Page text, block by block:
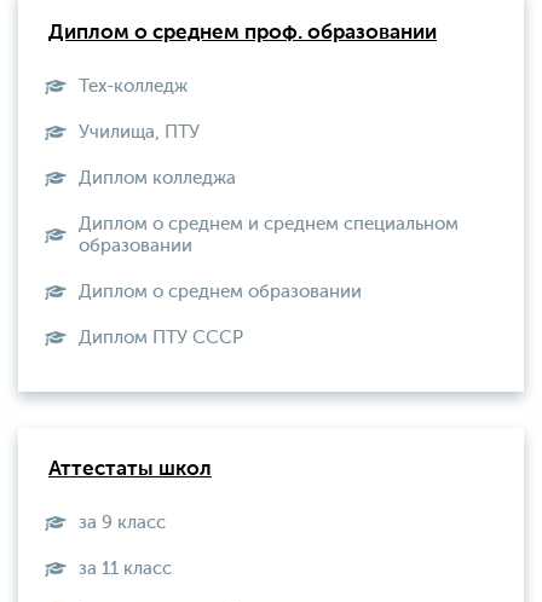
Диплом о среднем проф. образовании
Тех-колледж
Училища, ПТУ
Диплом колледжа
Диплом о среднем и среднем специальном
образовании
Диплом о среднем образовании
Диплом ПТУ СССР
Аттестаты школ
за 9 класс
за 11 класс